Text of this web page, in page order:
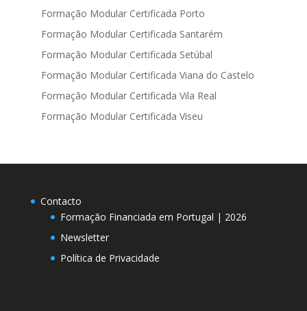
Formação Modular Certificada Porto
Formação Modular Certificada Santarém
Formação Modular Certificada Setúbal
Formação Modular Certificada Viana do Castelo
Formação Modular Certificada Vila Real
Formação Modular Certificada Viseu
Contacto
Formação Financiada em Portugal | 2026
Newsletter
Política de Privacidade